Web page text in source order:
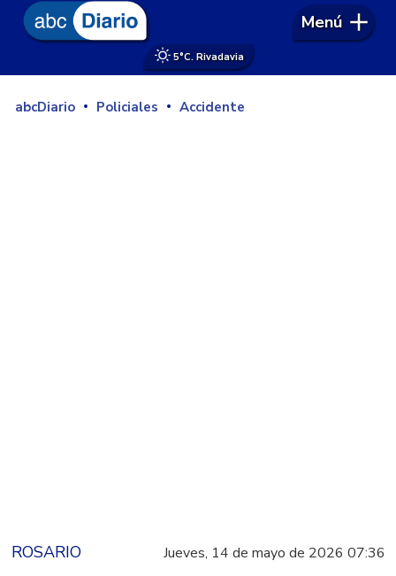
5°C. Rivadavia
Menú
abcDiario Policiales Accidente
ROSARIO Jueves, 14 de mayo de 2026 07:36